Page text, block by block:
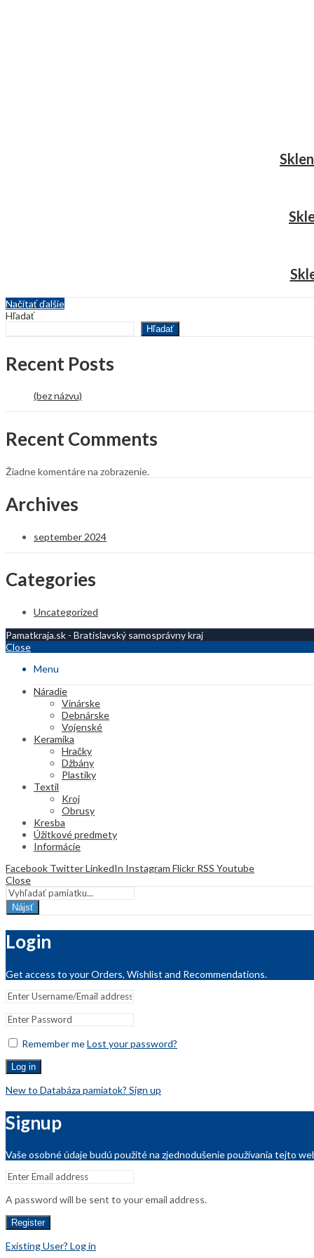
Načítať ďalšie
Hľadať
Hľadať
Recent Posts
(bez názvu)
Recent Comments
Žiadne komentáre na zobrazenie.
Archives
september 2024
Categories
Uncategorized
Pamatkraja.sk - Bratislavský samosprávny kraj
Close
Menu
Náradie
Vinárske
Debnárske
Vojenské
Keramika
Hračky
Džbány
Plastiky
Textil
Kroj
Obrusy
Kresba
Úžitkové predmety
Informácie
Facebook TwitterLinkedIn Instagram Flickr RSS Youtube
Close
Nájsť
Login
Get access to your Orders, Wishlist and Recommendations.
Remember meLost your password?
Log in
New to Databáza pamiatok? Sign up
Signup
Vaše osobné údaje budú použité na zjednodušenie používania tejto
A password will be sent to your email address.
Register
Existing User? Log in